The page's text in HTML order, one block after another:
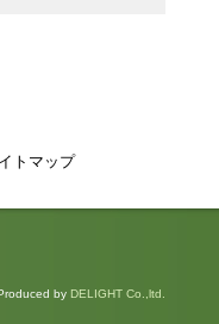
トマップ
by DELIGHT Co.,ltd.